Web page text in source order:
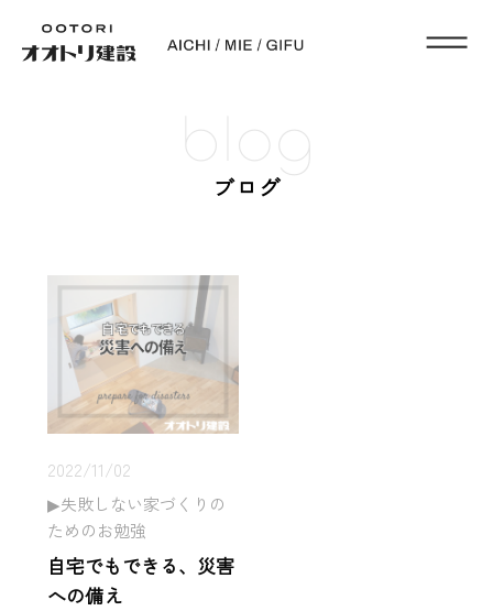
blog
ブログ
2022/11/02
失敗しない家づくりの
ためのお勉強
自宅でもできる、災害
への備え